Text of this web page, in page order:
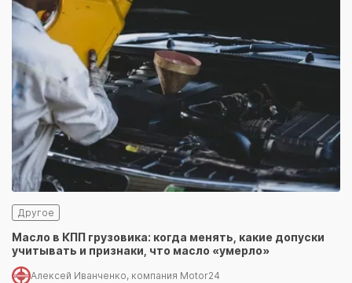
Другое
Масло в КПП грузовика: когда менять, какие допуски
учитывать и признаки, что масло «умерло»
Алексей Иванченко, компания Motor24